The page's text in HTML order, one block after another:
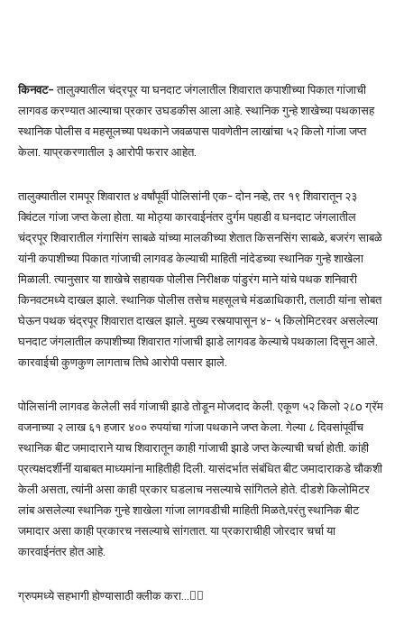
किनवट- तालुक्यातील चंद्रपूर या घनदाट जंगलातील शिवारात कपाशीच्या पिकात गांजाची
लागवड करण्यात आल्याचा प्रकार उघडकीस आला आहे. स्थानिक गुन्हे शाखेच्या पथकासह
स्थानिक पोलीस व महसूलच्या पथकाने जवळपास पावणेतीन लाखांचा ५२ किलो गांजा जप्त
केला. याप्रकरणातील ३ आरोपी फरार आहेत.
तालुक्यातील रामपूर शिवारात ४ वर्षांपूर्वी पोलिसांनी एक- दोन नव्हे, तर १९ शिवारातून २३
क्विंटल गांजा जप्त केला होता. या मोठ्या कारवाईनंतर दुर्गम पहाडी व घनदाट जंगलातील
चंद्रपूर शिवारातील गंगासिंग साबळे यांच्या मालकीच्या शेतात किसनसिंग साबळे, बजरंग साबळे
यांनी कपाशीच्या पिकात गांजाची लागवड केल्याची माहिती नांदेडच्या स्थानिक गुन्हे शाखेला
मिळाली. त्यानुसार या शाखेचे सहायक पोलीस निरीक्षक पांडुरंग माने यांचे पथक शनिवारी
किनवटमध्ये दाखल झाले. स्थानिक पोलीस तसेच महसूलचे मंडळाधिकारी, तलाठी यांना सोबत
घेऊन पथक चंद्रपूर शिवारात दाखल झाले. मुख्य रस्त्यापासून ४- ५ किलोमिटरवर असलेल्या
घनदाट जंगलातील कपाशीच्या शिवारात गांजाची झाडे लागवड केल्याचे पथकाला दिसून आले.
कारवाईची कुणकुण लागताच तिघे आरोपी पसार झाले.
पोलिसांनी लागवड केलेली सर्व गांजाची झाडे तोडून मोजदाद केली. एकूण ५२ किलो २८o ग्रॅम
वजनाच्या २ लाख ६१ हजार ४०० रुपयांचा गांजा पथकाने जप्त केला. गेल्या ८ दिवसांपूर्वीच
स्थानिक बीट जमादाराने याच शिवारातून काही गांजाची झाडे जप्त केल्याची चर्चा होती. कांही
प्रत्यक्षदर्शीनीं याबाबत माध्यमांना माहितीही दिली. यासंदर्भात संबंधित बीट जमादाराकडे चौकशी
केली असता, त्यांनी असा काही प्रकार घडलाच नसल्याचे सांगितले होते. दीडशे किलोमिटर
लांब असलेल्या स्थानिक गुन्हे शाखेला गांजा लागवडीची माहिती मिळते,परंतु स्थानिक बीट
जमादार असा काही प्रकारच नसल्याचे सांगतात. या प्रकाराचीही जोरदार चर्चा या
कारवाईनंतर होत आहे.
ग्रुपमध्ये सहभागी होण्यासाठी क्लीक करा…👆🏻